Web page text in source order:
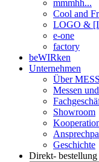
mmmhh...
Cool and
LOGO &
e-one
factory
beWIRken
Unternehmen
Über
Messen
Showroom
Geschichte
Direkt- bestellung